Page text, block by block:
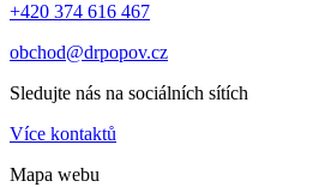
+420 374 616 467
obchod@drpopov.cz
Sledujte nás na sociálních sítích
Více kontaktů
Mapa webu